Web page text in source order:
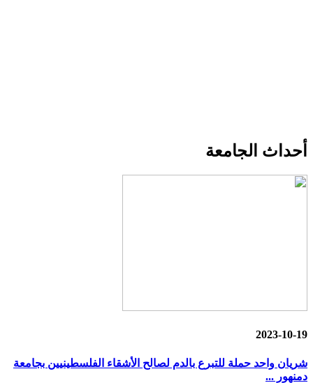
أحداث الجامعة
2023-10-19
شريان واحد حملة للتبرع بالدم لصالح الأشقاء الفلسطينيين بجامعة
دمنهور ...